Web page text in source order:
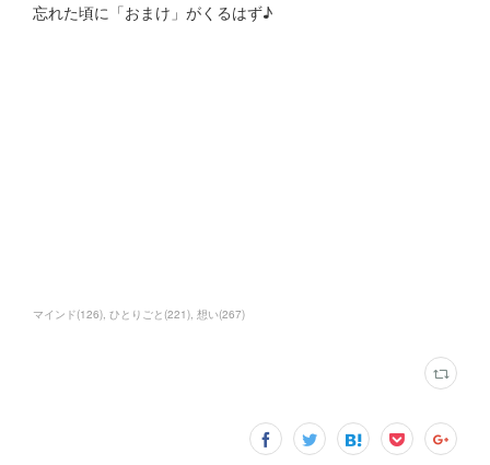
忘れた頃に「おまけ」がくるはず♪
マインド(126) ひとりごと (221) 想い(267)